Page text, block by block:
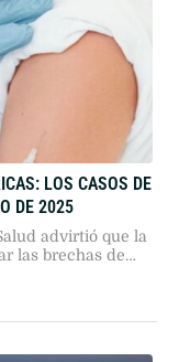
LOS CASOS DE
DE 2025
advirtió que la
las brechas de
e